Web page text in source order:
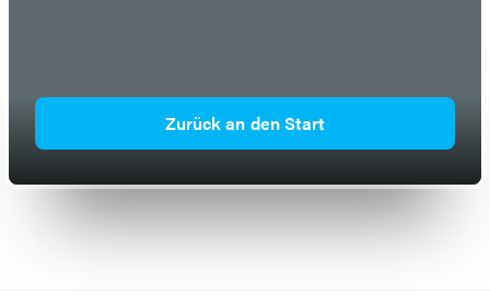
Zurück an den Start